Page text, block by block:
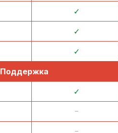
✓
✓
✓
Поддержка
✓
᠆